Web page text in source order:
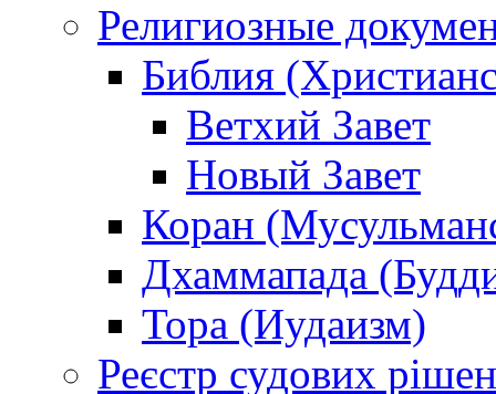
Религиозные
Библия
Ветхий Завет
Новый Завет
Коран
Дхаммапада
Тора (Иудаизм)
Реєстр судових